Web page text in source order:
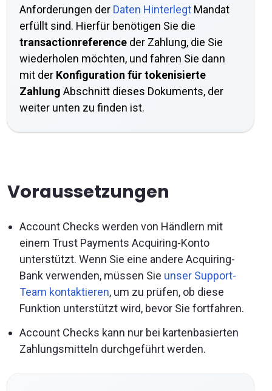
Anforderungen der Daten Hinterlegt Mandat
erfüllt sind. Hierfür benötigen Sie die
transactionreference der Zahlung, die Sie
wiederholen möchten, und fahren Sie dann
mit der Konfiguration für tokenisierte
Zahlung Abschnitt dieses Dokuments, der
weiter unten zu finden ist.
Voraussetzungen
Account Checks werden von Händlern mit
einem Trust Payments Acquiring-Konto
unterstützt. Wenn Sie eine andere Acquiring-
Bank verwenden, müssen Sie unser Support-
Team kontaktieren, um zu prüfen, ob diese
Funktion unterstützt wird, bevor Sie fortfahren.
Account Checks kann nur bei kartenbasierten
Zahlungsmitteln durchgeführt werden.